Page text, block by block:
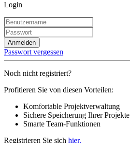
Login
Anmelden
Passwort vergessen
Noch nicht registriert?
Profitieren Sie von diesen Vorteilen:
Komfortable Projektverwaltung
Sichere Speicherung Ihrer Projekte
Smarte Team-Funktionen
Registrieren Sie sich hier.